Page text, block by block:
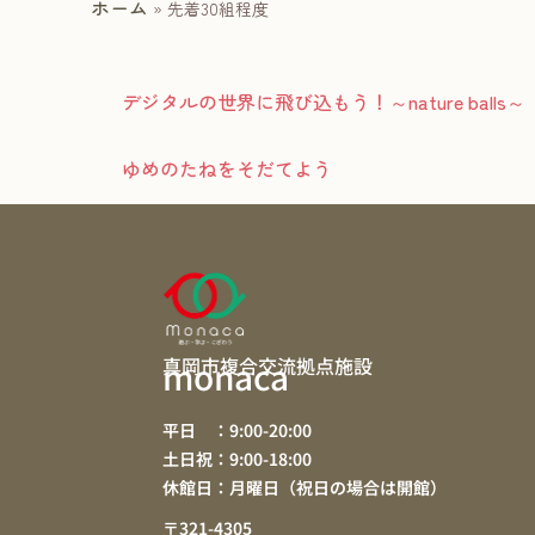
ホーム »先着30組程度
デジタルの世界に飛び込もう！～nature balls～
ゆめのたねをそだてよう
真岡市複合交流拠点施設
monaca
平日 ：9:00-20:00
土日祝：9:00-18:00
休館日：月曜日（祝日の場合は開館）
〒321-4305